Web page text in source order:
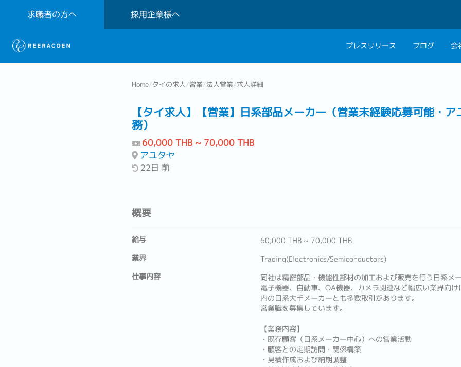
求職者の方へ 採用企業様へ
プレスリリース ブログ 会
Home/タイの求人/営業/法人営業/求人詳細
【タイ求人】【営業】日系部品メーカー（営業未経験応募可能・ア
務）
60,000 THB ~ 70,000 THB
アユタヤ
22日 前
概要
給与
60,000 THB ~ 70,000 THB
業界
Trading(Electronics/Semiconductors)
仕事内容
同社は精密部品・機能性部材の加工および販売を行う日系メ
電子機器、自動車、OA機器、カメラ関連など幅広い業界向
内の日系大手メーカーとも多数取引があります。
営業職を募集しています。
【業務内容】
・既存顧客（日系メーカー中心）への営業活動
・顧客との定期訪問・関係構築
・見積作成および納期調整